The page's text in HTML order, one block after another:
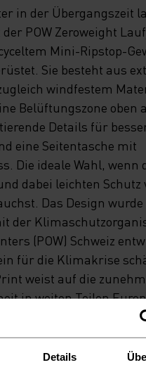
Details
in der Übergangszeit
POW Zeroweight
Mini-Ripstop-
Sie besteht aus
windfestem
Belüftungszone oben
Details für
eine Seitentasche mit
Die ideale Wahl, wenn
dabei leichten Schutz
Das Design wurde
der
(POW) Schweiz
für die Klimakrise
weist auf die
in weiten Teilen
hin. Ein